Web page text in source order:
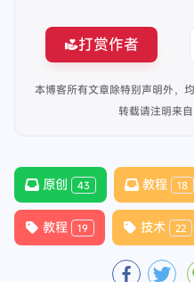
打赏作者
本博客所有文章除特别声明外，
转载请注明来自
原创 43 教程 18
教程 19 技术 22